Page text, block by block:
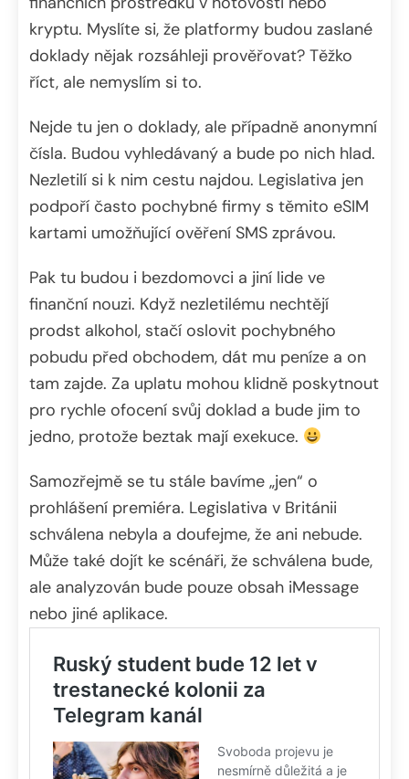
kryptu. Myslíte si, že platformy budou zaslané
doklady nějak rozsáhleji prověřovat? Těžko
říct, ale nemyslím si to.
Nejde tu jen o doklady, ale případně anonymní
čísla. Budou vyhledávaný a bude po nich hlad.
Nezletilí si k nim cestu najdou. Legislativa jen
podpoří často pochybné firmy s těmito eSIM
kartami umožňující ověření SMS zprávou.
Pak tu budou i bezdomovci a jiní lide ve
finanční nouzi. Když nezletilému nechtějí
prodst alkohol, stačí oslovit pochybného
pobudu před obchodem, dát mu peníze a on
tam zajde. Za uplatu mohou klidně poskytnout
pro rychle ofocení svůj doklad a bude jim to
jedno, protože beztak mají exekuce.
Samozřejmě se tu stále bavíme „jen“ o
prohlášení premiéra. Legislativa v Británii
schválena nebyla a doufejme, že ani nebude.
Může také dojít ke scénáři, že schválena bude,
ale analyzován bude pouze obsah iMessage
nebo jiné aplikace.